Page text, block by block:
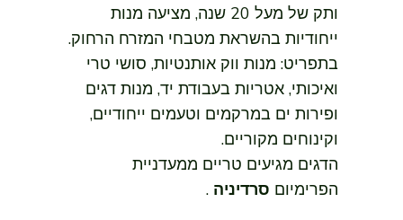
ותק של מעל 20 שנה, מציעה מנות
ייחודיות בהשראת מטבחי המזרח הרחוק.
בתפריט: מנות ווק אותנטיות, סושי טרי
ואיכותי, אטריות בעבודת יד, מנות דגים
ופירות ים במרקמים וטעמים ייחודיים,
וקינוחים מקוריים.
הדגים מגיעים טריים ממעדניית
הפרימיום סרדיניה .